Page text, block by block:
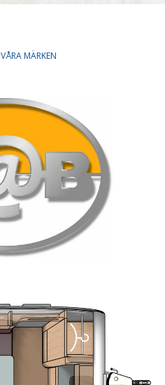
Lediga tjänster
VÅRA MÄRKEN